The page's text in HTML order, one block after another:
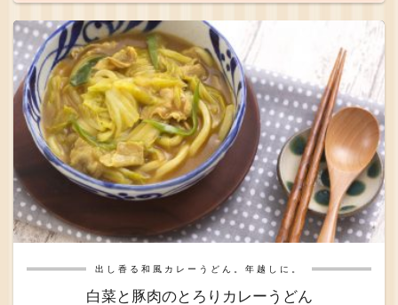
出し香る和風カレーうどん。年越しに。
白菜と豚肉のとろりカレーうどん